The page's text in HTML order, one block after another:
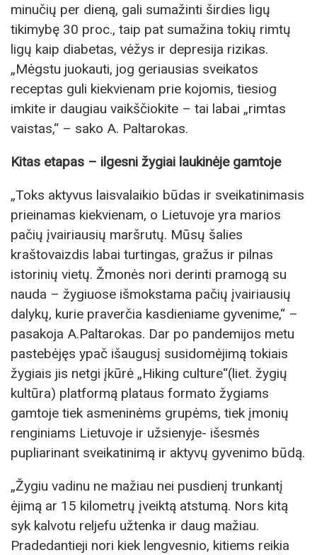
minučių per dieną, gali sumažinti širdies ligų
tikimybę 30 proc., taip pat sumažina tokių rimtų
ligų kaip diabetas, vėžys ir depresija rizikas.
„Mėgstu juokauti, jog geriausias sveikatos
receptas guli kiekvienam prie kojomis, tiesiog
imkite ir daugiau vaikščiokite – tai labai „rimtas
vaistas,“ – sako A. Paltarokas.
Kitas etapas – ilgesni žygiai laukinėje gamtoje
„Toks aktyvus laisvalaikio būdas ir sveikatinimasis
prieinamas kiekvienam, o Lietuvoje yra marios
pačių įvairiausių maršrutų. Mūsų šalies
kraštovaizdis labai turtingas, gražus ir pilnas
istorinių vietų. Žmonės nori derinti pramogą su
nauda – žygiuose išmokstama pačių įvairiausių
dalykų, kurie praverčia kasdieniame gyvenime,“ –
pasakoja A.Paltarokas. Dar po pandemijos metu
pastebėjęs ypač išaugusį susidomėjimą tokiais
žygiais jis netgi įkūrė „Hiking culture“(liet. žygių
kultūra) platformą plataus formato žygiams
gamtoje tiek asmeninėms grupėms, tiek įmonių
renginiams Lietuvoje ir užsienyje- išesmės
pupliarinant sveikatinimą ir aktyvų gyvenimo būdą.
„Žygiu vadinu ne mažiau nei pusdienį trunkantį
ėjimą ar 15 kilometrų įveiktą atstumą. Nors kitą
syk kalvotu reljefu užtenka ir daug mažiau.
Pradedantieji nori kiek lengvesnio, kitiems reikia